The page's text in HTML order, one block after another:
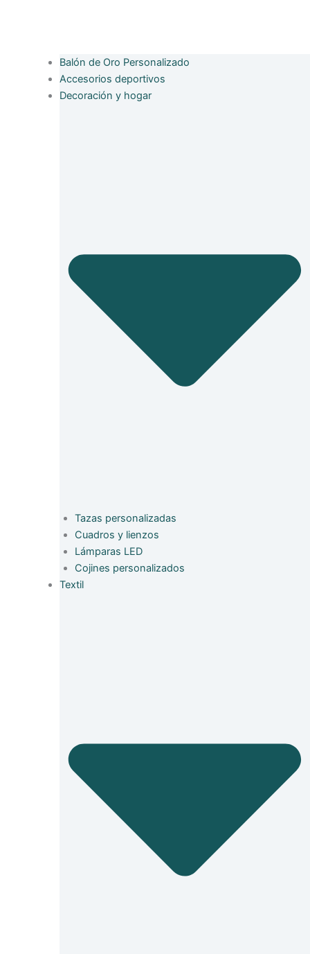
Balón de Oro Personalizado
Accesorios deportivos
Decoración y hogar
Tazas personalizadas
Cuadros y lienzos
Lámparas LED
Cojines personalizados
Textil